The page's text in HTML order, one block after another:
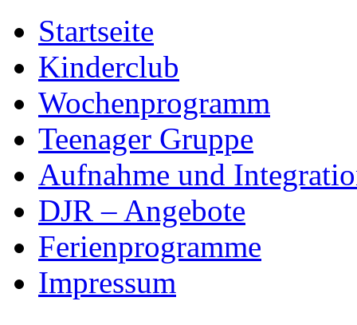
to
contentStartseite
Kinderclub
Wochenprogramm
Teenager Gruppe
Aufnahme und
DJR – Angebote
Ferienprogramme
Impressum